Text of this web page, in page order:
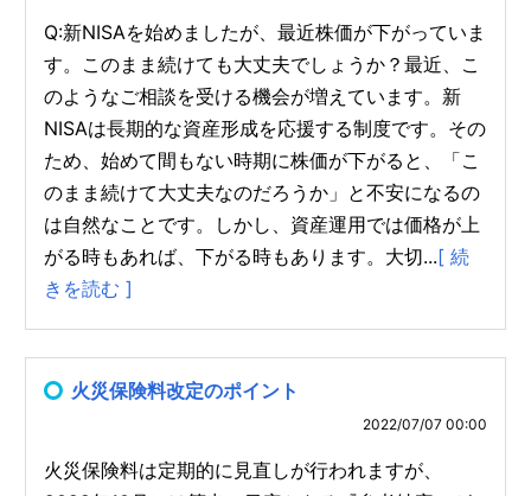
Q:新NISAを始めましたが、最近株価が下がっていま
す。このまま続けても大丈夫でしょうか？最近、こ
のようなご相談を受ける機会が増えています。新
NISAは長期的な資産形成を応援する制度です。その
ため、始めて間もない時期に株価が下がると、「こ
のまま続けて大丈夫なのだろうか」と不安になるの
は自然なことです。しかし、資産運用では価格が上
がる時もあれば、下がる時もあります。大切...[ 続
きを読む ]
火災保険料改定のポイント
2022/07/07 00:00
火災保険料は定期的に見直しが行われますが、